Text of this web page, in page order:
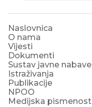
Naslovnica
O nama
Vijesti
Dokumenti
Sustav javne nabave
Istraživanja
Publikacije
NPOO
Medijska pismenost